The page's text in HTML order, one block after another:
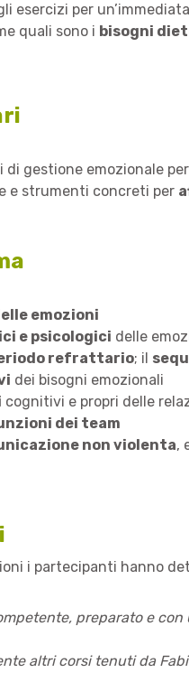
esercizi per un’immediata
quali sono i bisogni
di gestione emozionale
e strumenti concreti per
emozioni
e psicologici delle
refrattario; il
dei bisogni emozionali
cognitivi e propri delle
dei team
non violenta,
i partecipanti hanno
preparato e
altri corsi tenuti da